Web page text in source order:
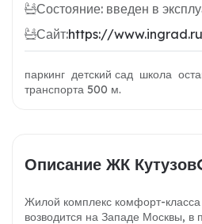
Состояние: введен в
Сайт:https://
паркинг детский сад школа
транспорта 500 м.
Описание ЖК
Жилой комплекс комфорт-
возводится на Западе Москвы, в